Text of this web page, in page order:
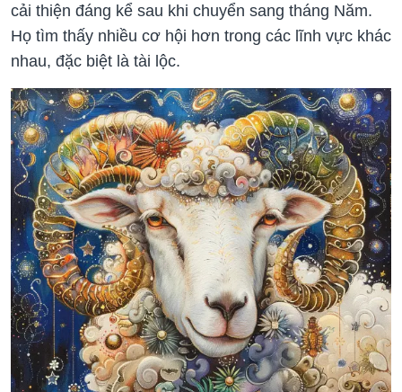
cải thiện đáng kể sau khi chuyển sang tháng Năm.
Họ tìm thấy nhiều cơ hội hơn trong các lĩnh vực khác
nhau, đặc biệt là tài lộc.